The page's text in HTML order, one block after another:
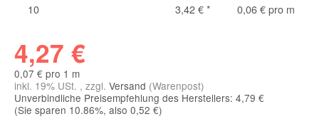
10
3,42 €* 0,06 € pro m
4,27 €
0,07 € pro 1 m
inkl. 19% USt. , zzgl. Versand (Warenpost)
Unverbindliche Preisempfehlung des Herstellers: 4,79 €
(Sie sparen 10.86%, also 0,52 €)